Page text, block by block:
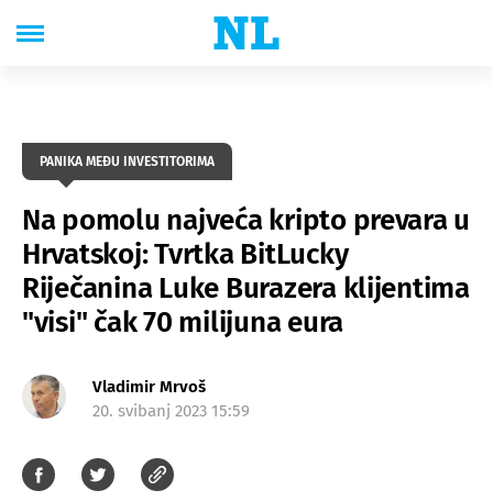
PANIKA MEĐU INVESTITORIMA
Na pomolu najveća kripto prevara u
Hrvatskoj: Tvrtka BitLucky
Riječanina Luke Burazera klijentima
"visi" čak 70 milijuna eura
Vladimir Mrvoš
20. svibanj 2023 15:59